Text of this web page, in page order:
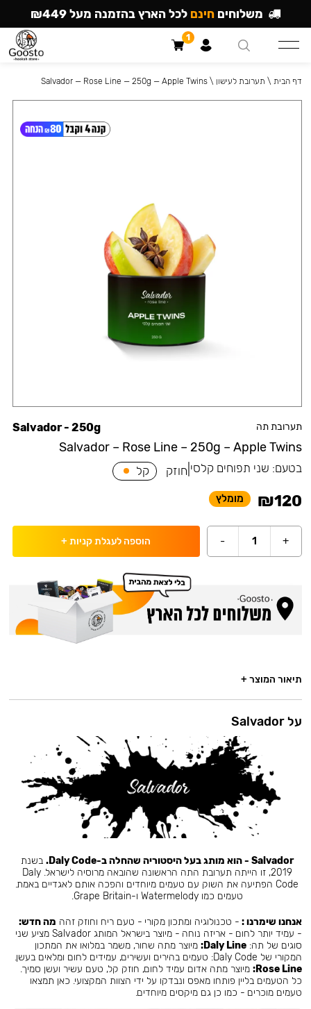
תערובת תה
Salvador – Rose Line – 250g – Apple Twins
Salvador - 250g
בטעם: שני תפוחים קלסי חוזק קל
₪120 מומלץ
+
1
- הוספה לעגלת קניות +
דף הבית \ תערובת לעישון \
Salvador — Rose Line — 250g — Apple Twins
תיאור המוצר +
על Salvador
Salvador - הוא מותג בעל היסטוריה שהחלה ב-Daly Code.
בשנת
2019, זו הייתה תערובת התה הראשונה שהובאה מרוסיה לישראל. Daly
Code הפתיעה את השוק עם טעמים מיוחדים והפכה אותם לאגדיים באמת.
טעמים כמו Watermelody ו-Grape Britain.
אנחנו שימרנו : - טכנולוגיה ומתכון מקורי - טעם ריח וחוזק זהה מה חדש:
- עמיד יותר לחום - אריזה נוחה - מיוצר בישראל המותג Salvador מציע שני
סוגים של תה:Daly Line: מיוצר מתה שחור, משמר במלואו את המתכון
המקורי של Daly Code: טעמים בהירים ועשירים, עמידים לחום ומלאים בעשן.
Rose Line: מיוצר מתה אדום עמיד לחום, חוזק קל, טעם עשיר ועשן סמיך.
כל הטעמים בליין פותחו מאפס ונבדקו על ידי הצוות המקצועי. כאן תמצאו
טעמים מוכרים - כמו כן גם מיקסים מיוחדים.
משלוחים חינם לכל הארץ בהזמנה מעל ₪449
1